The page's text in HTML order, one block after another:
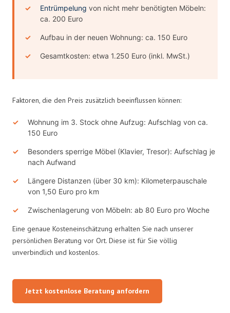
Entrümpelung von nicht mehr benötigten Möbeln:
ca. 200 Euro
Aufbau in der neuen Wohnung: ca. 150 Euro
Gesamtkosten: etwa 1.250 Euro (inkl. MwSt.)
Faktoren, die den Preis zusätzlich beeinflussen können:
Wohnung im 3. Stock ohne Aufzug: Aufschlag von ca.
150 Euro
Besonders sperrige Möbel (Klavier, Tresor): Aufschlag je
nach Aufwand
Längere Distanzen (über 30 km): Kilometerpauschale
von 1,50 Euro pro km
Zwischenlagerung von Möbeln: ab 80 Euro pro Woche
Eine genaue Kosteneinschätzung erhalten Sie nach unserer
persönlichen Beratung vor Ort. Diese ist für Sie völlig
unverbindlich und kostenlos.
Jetzt kostenlose Beratung anfordern